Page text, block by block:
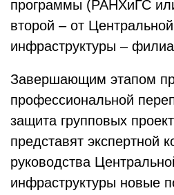
программы (РАНХиГС
второй – от
инфраструктуры –
Завершающим этапом
профессиональной
защита групповых
представят экспертной
руководства
инфраструктуры новые